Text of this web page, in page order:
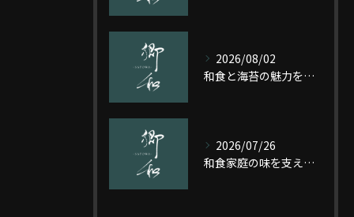
2026/08/02
和食と海苔の魅力を京都府京都市中京区松屋町で味わい尽くすための完全ガイド
2026/07/26
和食家庭の味を支える五味と黄金比で作る定番レシピ入門